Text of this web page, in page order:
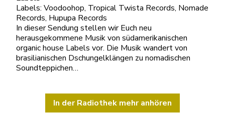
Labels: Voodoohop, Tropical Twista Records, Nomade
Records, Hupupa Records
In dieser Sendung stellen wir Euch neu
herausgekommene Musik von südamerikanischen
organic house Labels vor. Die Musik wandert von
brasilianischen Dschungelklängen zu nomadischen
Soundteppichen…
In der Radiothek mehr anhören